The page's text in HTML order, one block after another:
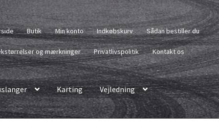
Butik Min konto Indkøbskurv Sådan bestiller du
og mærkninger Privatlivspolitik Kontakt os
Karting
Vejledning